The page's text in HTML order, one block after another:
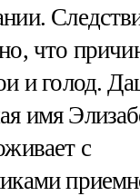
что
и голод.
имя
с